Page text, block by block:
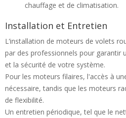
chauffage et de climatisation.
Installation et Entretien
L’installation de moteurs de volets
par des professionnels pour garantir
et la sécurité de votre système.
Pour les moteurs filaires, l'accès à
nécessaire, tandis que les moteurs
de flexibilité.
Un entretien périodique, tel que le